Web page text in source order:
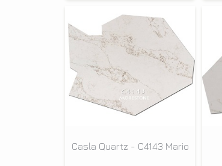
Casla Quartz - C4143 Mario